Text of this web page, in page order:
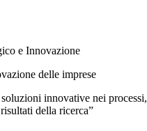
e Innovazione
delle imprese
innovative nei
della ricerca”